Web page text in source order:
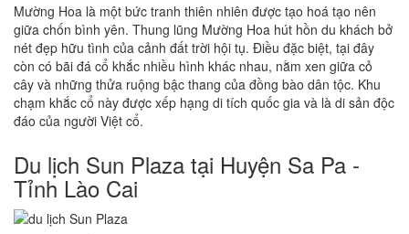
Mường Hoa là một bức tranh thiên nhiên được tạo hoá tạo nên
giữa chốn bình yên. Thung lũng Mường Hoa hút hồn du khách bở
nét đẹp hữu tình của cảnh đất trời hội tụ. Điều đặc biệt, tại đây
còn có bãi đá cổ khắc nhiều hình khác nhau, nằm xen giữa cỏ
cây và những thửa ruộng bậc thang của đồng bào dân tộc. Khu
chạm khắc cổ này được xếp hạng di tích quốc gia và là di sản độc
đáo của người Việt cổ.
Du lịch Sun Plaza tại Huyện Sa Pa -
Tỉnh Lào Cai